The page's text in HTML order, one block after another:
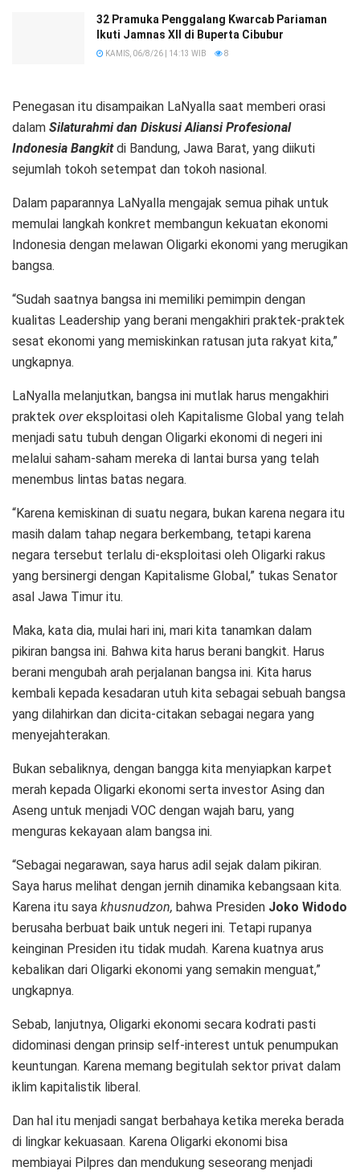
32 Pramuka Penggalang Kwarcab Pariaman
Ikuti Jamnas XII di Buperta Cibubur
KAMIS, 06/8/26 | 14:13 WIB 8
Penegasan itu disampaikan LaNyalla saat memberi orasi
dalam Silaturahmi dan Diskusi Aliansi Profesional
Indonesia Bangkitdi Bandung, Jawa Barat, yang diikuti
sejumlah tokoh setempat dan tokoh nasional.
Dalam paparannya LaNyalla mengajak semua pihak untuk
memulai langkah konkret membangun kekuatan ekonomi
Indonesia dengan melawan Oligarki ekonomi yang merugikan
bangsa.
“Sudah saatnya bangsa ini memiliki pemimpin dengan
kualitas Leadership yang berani mengakhiri praktek-praktek
sesat ekonomi yang memiskinkan ratusan juta rakyat kita,”
ungkapnya.
LaNyalla melanjutkan, bangsa ini mutlak harus mengakhiri
praktek overeksploitasi oleh Kapitalisme Global yang telah
menjadi satu tubuh dengan Oligarki ekonomi di negeri ini
melalui saham-saham mereka di lantai bursa yang telah
menembus lintas batas negara.
“Karena kemiskinan di suatu negara, bukan karena negara itu
masih dalam tahap negara berkembang, tetapi karena
negara tersebut terlalu di-eksploitasi oleh Oligarki rakus
yang bersinergi dengan Kapitalisme Global,” tukas Senator
asal Jawa Timur itu.
Maka, kata dia, mulai hari ini, mari kita tanamkan dalam
pikiran bangsa ini. Bahwa kita harus berani bangkit. Harus
berani mengubah arah perjalanan bangsa ini. Kita harus
kembali kepada kesadaran utuh kita sebagai sebuah bangsa
yang dilahirkan dan dicita-citakan sebagai negara yang
menyejahterakan.
Bukan sebaliknya, dengan bangga kita menyiapkan karpet
merah kepada Oligarki ekonomi serta investor Asing dan
Aseng untuk menjadi VOC dengan wajah baru, yang
menguras kekayaan alam bangsa ini.
“Sebagai negarawan, saya harus adil sejak dalam pikiran.
Saya harus melihat dengan jernih dinamika kebangsaan kita.
Karena itu saya khusnudzon, bahwa Presiden Joko Widodo
berusaha berbuat baik untuk negeri ini. Tetapi rupanya
keinginan Presiden itu tidak mudah. Karena kuatnya arus
kebalikan dari Oligarki ekonomi yang semakin menguat,”
ungkapnya.
Sebab, lanjutnya, Oligarki ekonomi secara kodrati pasti
didominasi dengan prinsip self-interest untuk penumpukan
keuntungan. Karena memang begitulah sektor privat dalam
iklim kapitalistik liberal.
Dan hal itu menjadi sangat berbahaya ketika mereka berada
di lingkar kekuasaan. Karena Oligarki ekonomi bisa
membiayai Pilpres dan mendukung seseorang menjadi